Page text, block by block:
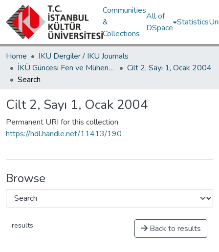
Communities
&
Collections
All of
DSpace
Statistics
Home
İKÜ Dergiler / IKU Journals
İKÜ Güncesi Fen ve Mühendislik Bilimleri / Journal of İstanbul Kültür University Science and Engineering
Cilt 2, Sayı 1, Ocak 2004
Search
Cilt 2, Sayı 1, Ocak 2004
Permanent URI for this collection
https://hdl.handle.net/11413/190
Browse
results Back to results